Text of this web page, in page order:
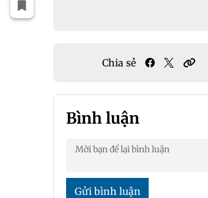
Chia sẻ
Bình luận
Gửi bình luận